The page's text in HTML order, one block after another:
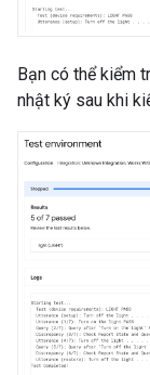
Bạn có thể kiểm
nhật ký sau khi